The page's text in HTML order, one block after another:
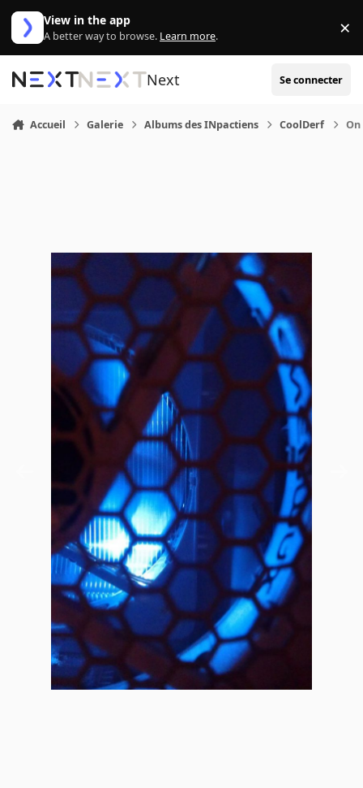
Aller au contenu
View in the app
A better way to browse. Learn more. ×
Next Se connecter
Accueil Galerie Albums des INpactiens CoolDerf